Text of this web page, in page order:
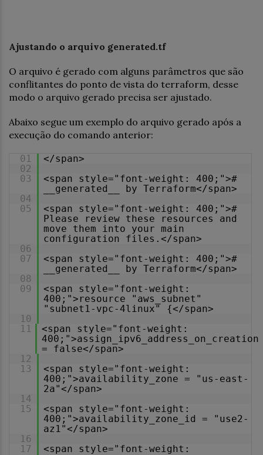
Ajustando o arquivo generated.tf
O arquivo é gerado com alguns parâmetros que são
conflitantes do ponto de vista do terraform, desse
modo o arquivo gerado precisa ser ajustado.
Abaixo segue um exemplo do arquivo gerado após a
execução do comando anterior:
01
</span>
02
03
<span style="font-weight: 400;">#
__generated__ by Terraform</span>
04
05
<span style="font-weight: 400;">#
Please review these resources and
move them into your main
configuration files.</span>
06
07
<span style="font-weight: 400;">#
__generated__ by Terraform</span>
08
09
<span style="font-weight:
400;">resource "aws_subnet"
"subnet1-vpc-4linux" {</span>
10
11
<span style="font-weight:
400;">assign_ipv6_address_on_creation
= false</span>
12
13
<span style="font-weight:
400;">availability_zone = "us-east-
2a"</span>
14
15
<span style="font-weight:
400;">availability_zone_id = "use2-
az1"</span>
16
17
<span style="font-weight: